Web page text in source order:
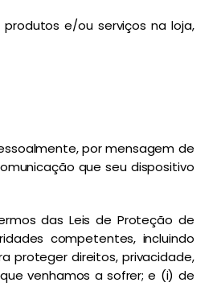
e/ou serviços na loja,
por mensagem de
que seu dispositivo
das Leis de Proteção de
competentes, incluindo
proteger direitos, privacidade,
venhamos a sofrer; e (i) de